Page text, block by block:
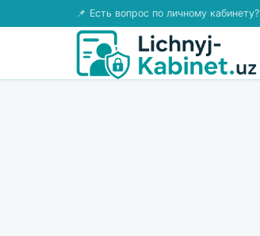
📌 Есть вопрос по личному кабинету?